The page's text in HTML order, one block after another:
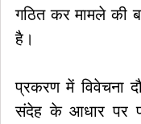
गठित कर मामले की
है।
प्रकरण में विवेचना
संदेह के आधार पर